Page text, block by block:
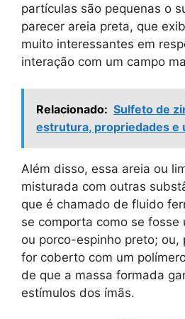
partículas são pequenas o
parecer areia preta, que
muito interessantes em
interação com um campo
Relacionado: Sulfeto de
estrutura, propriedades e
Além disso, essa areia ou
misturada com outras
que é chamado de fluido
se comporta como se fosse
ou porco-espinho preto; ou,
for coberto com um
de que a massa formada
estímulos dos ímãs.